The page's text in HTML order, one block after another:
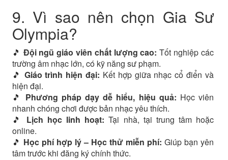
9. Vì sao nên chọn Gia Sư
Olympia?
🎵 Đội ngũ giáo viên chất lượng cao: Tốt nghiệp các
trường âm nhạc lớn, có kỹ năng sư phạm.
🎵 Giáo trình hiện đại: Kết hợp giữa nhạc cổ điển và
hiện đại.
🎵 Phương pháp dạy dễ hiểu, hiệu quả: Học viên
nhanh chóng chơi được bản nhạc yêu thích.
🎵 Lịch học linh hoạt: Tại nhà, tại trung tâm hoặc
online.
🎵 Học phí hợp lý – Học thử miễn phí: Giúp bạn yên
tâm trước khi đăng ký chính thức.